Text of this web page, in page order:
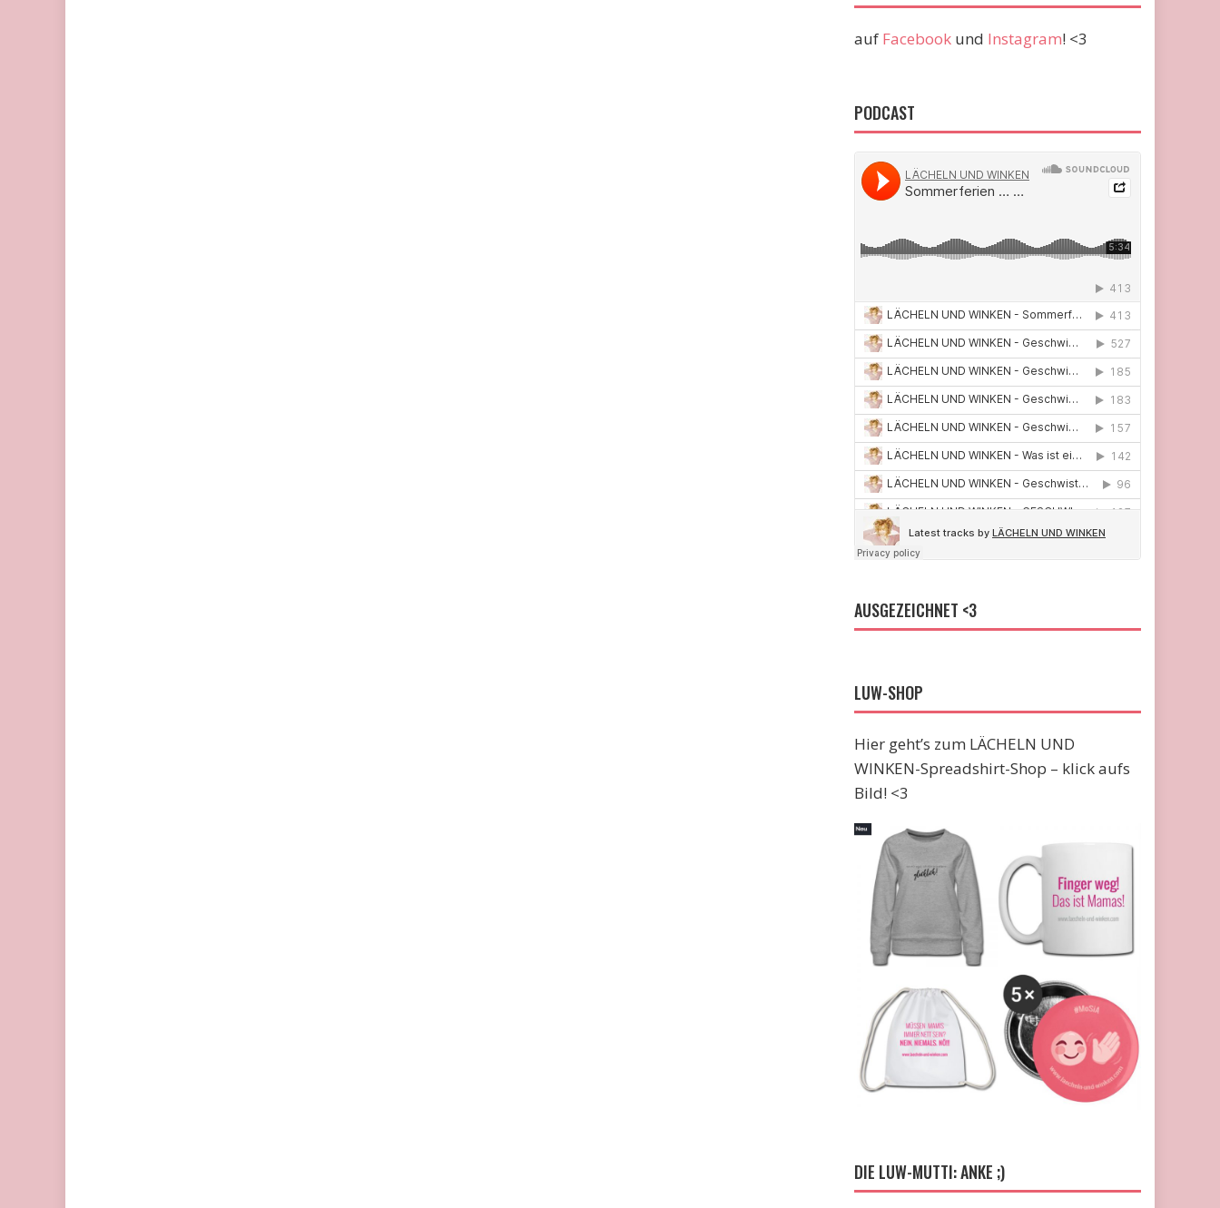
auf Facebook und Instagram! <3
PODCAST
AUSGEZEICHNET <3
LUW-SHOP
Hier geht’s zum LÄCHELN UND
WINKEN-Spreadshirt-Shop – klick aufs
Bild! <3
DIE LUW-MUTTI: ANKE ;)